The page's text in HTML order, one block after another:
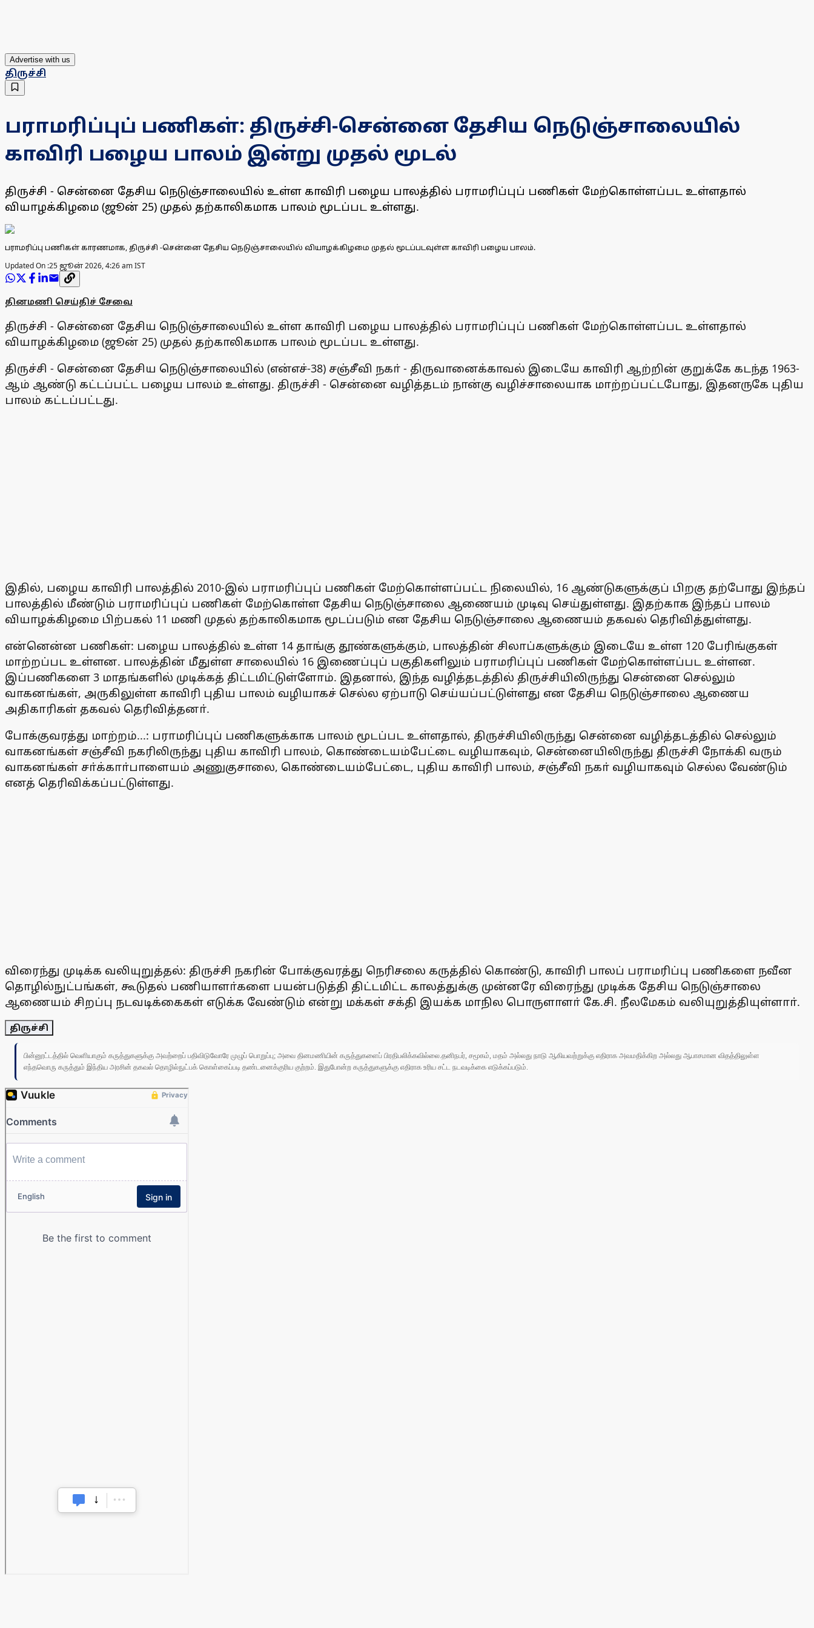
Advertise with us
திருச்சி
பராமரிப்புப் பணிகள்: திருச்சி-சென்னை தேசிய நெடுஞ்சாலையில்
காவிரி பழைய பாலம் இன்று முதல் மூடல்
திருச்சி - சென்னை தேசிய நெடுஞ்சாலையில் உள்ள காவிரி பழைய பாலத்தில் பராமரிப்புப் பணிகள் மேற்கொள்ளப்பட உள்ளதால்
வியாழக்கிழமை (ஜூன் 25) முதல் தற்காலிகமாக பாலம் மூடப்பட உள்ளது.
பராமரிப்பு பணிகள் காரணமாக, திருச்சி -சென்னை தேசிய நெடுஞ்சாலையில் வியாழக்கிழமை முதல் மூடப்படவுள்ள காவிரி பழைய பாலம்.
Updated On :25 ஜூன் 2026, 4:26 am IST
தினமணி செய்திச் சேவை
திருச்சி - சென்னை தேசிய நெடுஞ்சாலையில் உள்ள காவிரி பழைய பாலத்தில் பராமரிப்புப் பணிகள் மேற்கொள்ளப்பட உள்ளதால்
வியாழக்கிழமை (ஜூன் 25) முதல் தற்காலிகமாக பாலம் மூடப்பட உள்ளது.
திருச்சி - சென்னை தேசிய நெடுஞ்சாலையில் (என்எச்-38) சஞ்சீவி நகா் - திருவானைக்காவல் இடையே காவிரி ஆற்றின் குறுக்கே கடந்த 1963-
ஆம் ஆண்டு கட்டப்பட்ட பழைய பாலம் உள்ளது. திருச்சி - சென்னை வழித்தடம் நான்கு வழிச்சாலையாக மாற்றப்பட்டபோது, இதனருகே புதிய
பாலம் கட்டப்பட்டது.
இதில், பழைய காவிரி பாலத்தில் 2010-இல் பராமரிப்புப் பணிகள் மேற்கொள்ளப்பட்ட நிலையில், 16 ஆண்டுகளுக்குப் பிறகு தற்போது இந்தப்
பாலத்தில் மீண்டும் பராமரிப்புப் பணிகள் மேற்கொள்ள தேசிய நெடுஞ்சாலை ஆணையம் முடிவு செய்துள்ளது. இதற்காக இந்தப் பாலம்
வியாழக்கிழமை பிற்பகல் 11 மணி முதல் தற்காலிகமாக மூடப்படும் என தேசிய நெடுஞ்சாலை ஆணையம் தகவல் தெரிவித்துள்ளது.
என்னென்ன பணிகள்: பழைய பாலத்தில் உள்ள 14 தாங்கு தூண்களுக்கும், பாலத்தின் சிலாப்களுக்கும் இடையே உள்ள 120 பேரிங்குகள்
மாற்றப்பட உள்ளன. பாலத்தின் மீதுள்ள சாலையில் 16 இணைப்புப் பகுதிகளிலும் பராமரிப்புப் பணிகள் மேற்கொள்ளப்பட உள்ளன.
இப்பணிகளை 3 மாதங்களில் முடிக்கத் திட்டமிட்டுள்ளோம். இதனால், இந்த வழித்தடத்தில் திருச்சியிலிருந்து சென்னை செல்லும்
வாகனங்கள், அருகிலுள்ள காவிரி புதிய பாலம் வழியாகச் செல்ல ஏற்பாடு செய்யப்பட்டுள்ளது என தேசிய நெடுஞ்சாலை ஆணைய
அதிகாரிகள் தகவல் தெரிவித்தனா்.
போக்குவரத்து மாற்றம்...: பராமரிப்புப் பணிகளுக்காக பாலம் மூடப்பட உள்ளதால், திருச்சியிலிருந்து சென்னை வழித்தடத்தில் செல்லும்
வாகனங்கள் சஞ்சீவி நகரிலிருந்து புதிய காவிரி பாலம், கொண்டையம்பேட்டை வழியாகவும், சென்னையிலிருந்து திருச்சி நோக்கி வரும்
வாகனங்கள் சா்க்காா்பாளையம் அணுகுசாலை, கொண்டையம்பேட்டை, புதிய காவிரி பாலம், சஞ்சீவி நகா் வழியாகவும் செல்ல வேண்டும்
எனத் தெரிவிக்கப்பட்டுள்ளது.
விரைந்து முடிக்க வலியுறுத்தல்: திருச்சி நகரின் போக்குவரத்து நெரிசலை கருத்தில் கொண்டு, காவிரி பாலப் பராமரிப்பு பணிகளை நவீன
தொழில்நுட்பங்கள், கூடுதல் பணியாளா்களை பயன்படுத்தி திட்டமிட்ட காலத்துக்கு முன்னரே விரைந்து முடிக்க தேசிய நெடுஞ்சாலை
ஆணையம் சிறப்பு நடவடிக்கைகள் எடுக்க வேண்டும் என்று மக்கள் சக்தி இயக்க மாநில பொருளாளா் கே.சி. நீலமேகம் வலியுறுத்தியுள்ளாா்.
திருச்சி
பின்னூட்டத்தில் வெளியாகும் கருத்துகளுக்கு அவற்றைப் பதிவிடுவோரே முழுப் பொறுப்பு; அவை தினமணியின் கருத்துகளைப் பிரதிபலிக்கவில்லை.தனிநபர், சமூகம், மதம் அல்லது நாடு ஆகியவற்றுக்கு எதிராக அவமதிக்கிற அல்லது ஆபாசமான விதத்திலுள்ள
எந்தவொரு கருத்தும் இந்திய அரசின் தகவல் தொழில்நுட்பக் கொள்கைப்படி தண்டனைக்குரிய குற்றம். இதுபோன்ற கருத்துகளுக்கு எதிராக உரிய சட்ட நடவடிக்கை எடுக்கப்படும்.